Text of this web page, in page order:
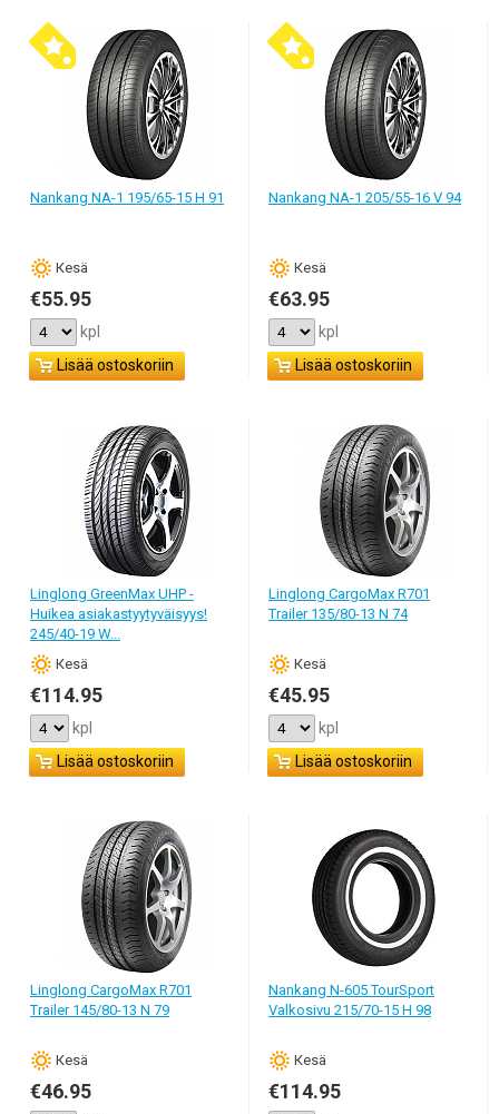
Nankang NA-1 195/65-15 H 91
Кesä
€55.95
kpl
Lisää ostoskoriin
Nankang NA-1 205/55-16 V 94
Кesä
€63.95
kpl
Lisää ostoskoriin
Linglong GreenMax UHP -
Huikea asiakastyytyväisyys!
245/40-19 W...
Кesä
€114.95
kpl
Lisää ostoskoriin
Linglong CargoMax R701
Trailer 135/80-13 N 74
Кesä
€45.95
kpl
Lisää ostoskoriin
Linglong CargoMax R701
Trailer 145/80-13 N 79
Кesä
€46.95
Nankang N-605 TourSport
Valkosivu 215/70-15 H 98
Кesä
€114.95